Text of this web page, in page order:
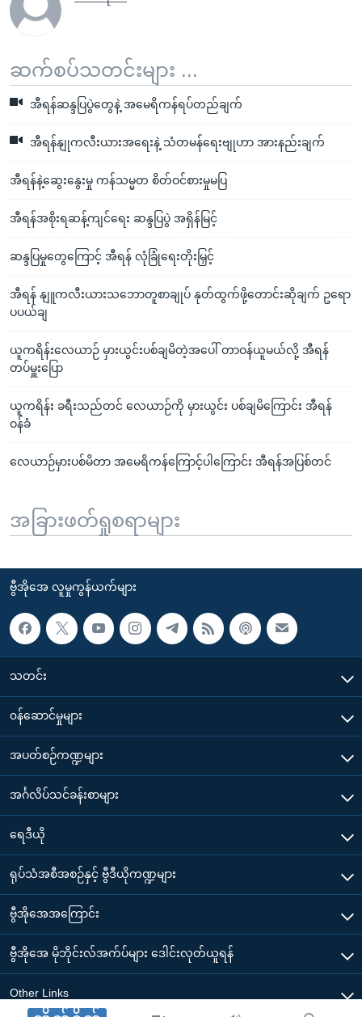
ဆက်စပ်သတင်းများ ...
အီရန်ဆန္ဒပြပွဲတွေနဲ့ အမေရိကန်ရပ်တည်ချက်
အီရန်နျုကလီးယားအရေးနဲ့ သံတမန်ရေးဗျုဟာ အားနည်းချက်
အီရန်နဲ့ဆွေးနွေးမှု ကန်သမ္မတ စိတ်ဝင်စားမှုမပြ
အီရန်အစိုးရဆန့်ကျင်ရေး ဆန္ဒပြပွဲ အရှိန်မြင့်
ဆန္ဒပြမှုတွေကြောင့် အီရန် လုံခြုံရေးတိုးမြှင့်
အီရန် နျူကလီးယားသဘောတူစာချုပ် နုတ်ထွက်ဖို့တောင်းဆိုချက် ဥရော
ပပယ်ချ
ယူကရိန်းလေယာဉ် မှားယွင်းပစ်ချမိတဲ့အပေါ် တာဝန်ယူမယ်လို့ အီရန်
တပ်မှူးပြော
ယူကရိန်း ခရီးသည်တင် လေယာဉ်ကို မှားယွင်း ပစ်ချမိကြောင်း အီရန်
ဝန်ခံ
လေယာဉ်မှားပစ်မိတာ အမေရိကန်ကြောင့်ပါကြောင်း အီရန်အပြစ်တင်
အခြားဖတ်ရှုစရာများ
ဗွီအိုအေ လူမှုကွန်ယက်များ
သတင်း
၀န်ဆောင်မှုများ
အပတ်စဉ်ကဏ္ဍများ
အင်္ဂလိပ်သင်ခန်းစာများ
ရေဒီယို
ရုပ်သံအစီအစဉ်နှင့် ဗွီဒီယိုကဏ္ဍများ
ဗွီအိုအေအကြောင်း
ဗွီအိုအေ မိုဘိုင်းလ်အက်ပ်များ ဒေါင်းလုတ်ယူရန်
Other Links